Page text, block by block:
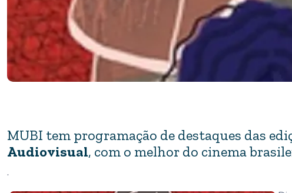
MUBI tem programação de destaques das
Audiovisual, com o melhor do cinema
.